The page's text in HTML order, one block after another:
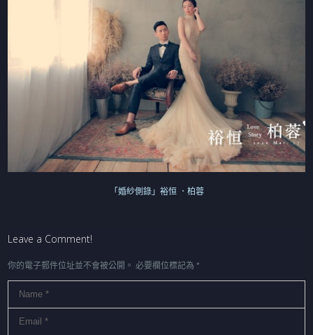
「婚紗側錄」裕恒 ．柏蓉
Leave a Comment!
你的電子郵件位址並不會被公開。 必要欄位標記為*